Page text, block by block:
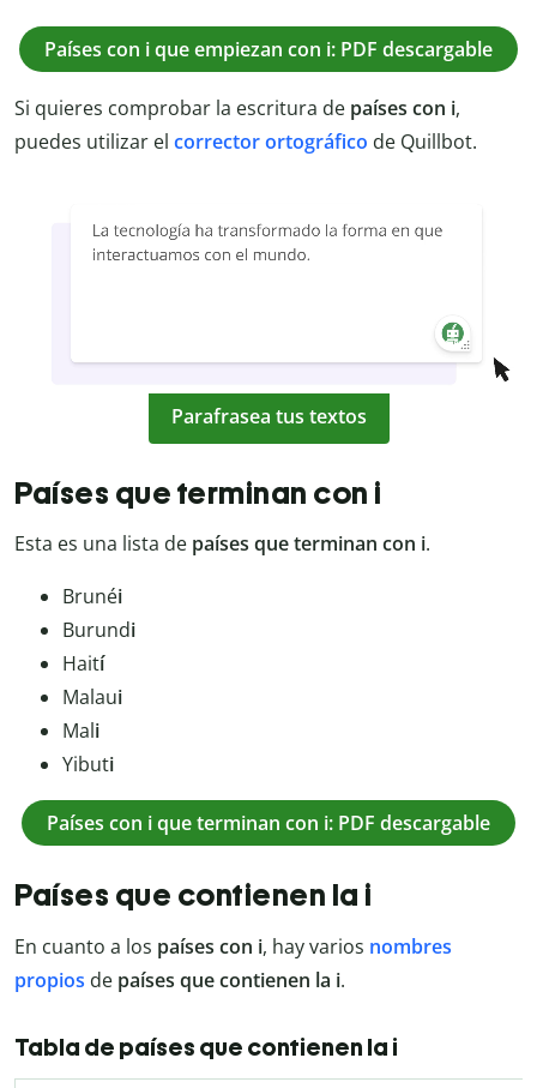
Países con i que empiezan con i: PDF descargable
Si quieres comprobar la escritura de países con i,
puedes utilizar el corrector ortográfico de Quillbot.
Parafrasea tus textos
Países que terminan con i
Esta es una lista de países que terminan con i.
Brunéi
Burundi
Haití
Malaui
Mali
Yibuti
Países con i que terminan con i: PDF descargable
Países que contienen la i
En cuanto a los países con i, hay varios nombres
propios de países que contienen la i.
Tabla de países que contienen la i